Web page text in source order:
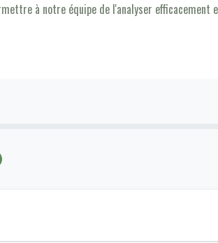
à notre équipe de l'analyser efficacement